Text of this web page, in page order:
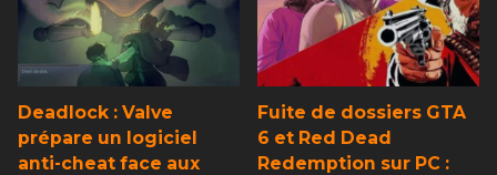
Deadlock : Valve
prépare un logiciel
anti-cheat face aux
Fuite de dossiers GTA
6 et Red Dead
Redemption sur PC :